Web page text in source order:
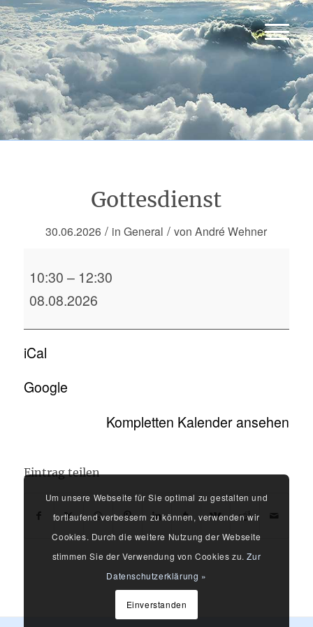
Gottesdienst
30.06.2026 / inGeneral / vonAndré Wehner
10:30 – 12:30
08.08.2026
iCal
Google
Kompletten Kalender ansehen
Eintrag teilen
Um unsere Webseite für Sie optimal zu gestalten und
fortlaufend verbessern zu können, verwenden wir
Cookies. Durch die weitere Nutzung der Webseite
stimmen Sie der Verwendung von Cookies zu.Zur
Datenschutzerklärung »
Einverstanden